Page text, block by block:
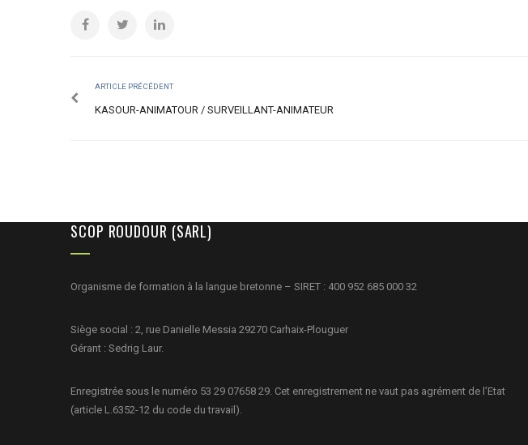
ARTICLE PRÉCÉDENT
KASOUR-ANIMATOUR / SURVEILLANT-ANIMATEUR
SCOP ROUDOUR (SARL)
Organisme de formation à la langue bretonne – SIRET : 400 952 685 000 32
Siège social : 2, rue Danielle Messia 29270 Carhaix-Plouguer
Gérant : Sedrig Laur.
Enregistrée sous le numéro 53 29 07658 29. Cet enregistrement ne vaut pas agrément de l’Etat
(article L.6352-12 du code du travail).